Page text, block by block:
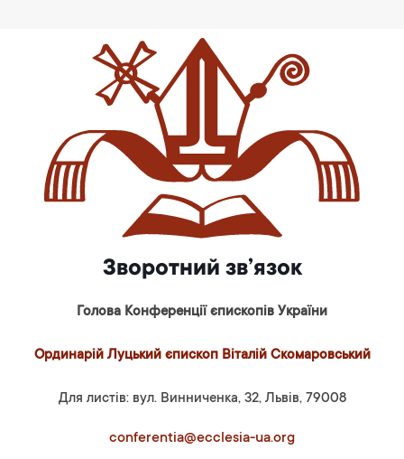
Зворотний зв’язок
Голова Конференції єпископів України
Ординарій Луцький єпископ Віталій Скомаровський
Для листів: вул. Винниченка, 32, Львів, 79008
conferentia@ecclesia-ua.org